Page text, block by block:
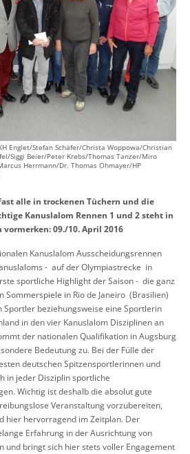
Englet/Stefan Schäfer/Christa Woppowa/Christian
Siggi Beier/Peter Krebs/Thomas Tanzer/Miro
Herrmann/Dr. Thomas Ohmayer/HP
alle in trockenen Tüchern und die
Kanuslalom Rennen 1 und 2 steht in
vormerken: 09./10. April 2016
Kanuslalom Ausscheidungsrennen
- auf der Olympiastrecke in
sportliche Highlight der Saison - die ganz
Sommerspiele in Rio de Janeiro (Brasilien)
beziehungsweise eine Sportlerin
in den vier Kanuslalom Disziplinen an
der nationalen Qualifikation in Augsburg
Bedeutung zu. Bei der Fülle der
deutschen Spitzensportlerinnen und
in jeder Disziplin sportliche
Wichtig ist deshalb die absolut gute
Veranstaltung vorzubereiten,
hier hervorragend im Zeitplan. Der
Erfahrung in der Ausrichtung von
und bringt sich hier stets voller Engagement